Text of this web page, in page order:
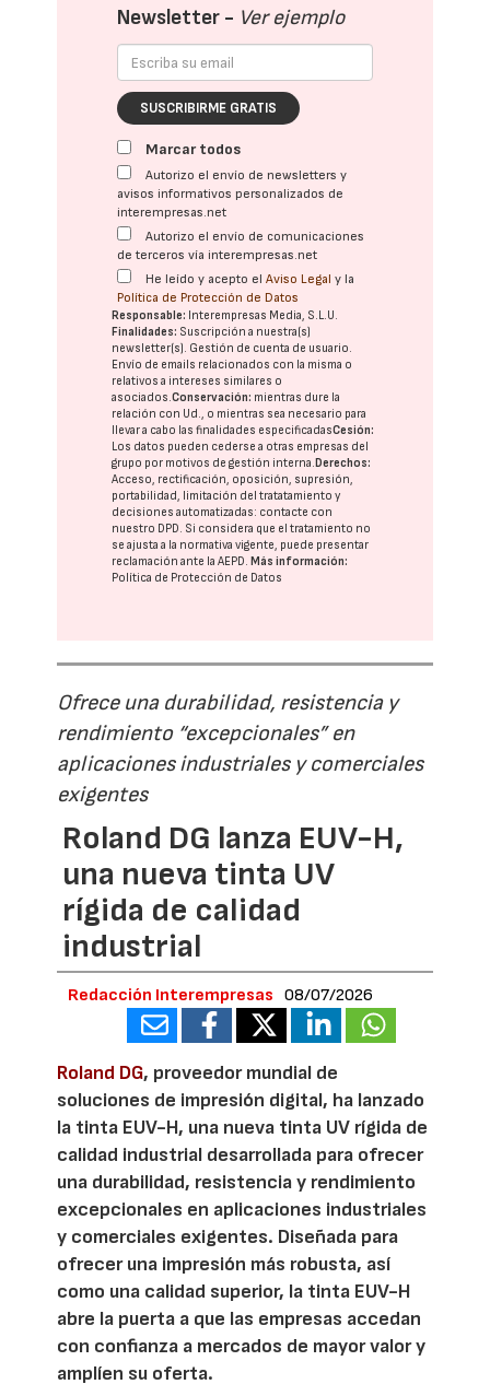
Newsletter - Ver ejemplo
SUSCRIBIRME GRATIS
Marcar todos
Autorizo el envío de newsletters y
avisos informativos personalizados de
interempresas.net
Autorizo el envío de comunicaciones
de terceros vía interempresas.net
He leído y acepto elAviso Legal y la
Política de Protección de Datos
Responsable: Interempresas Media, S.L.U.
Finalidades: Suscripción a nuestra(s)
newsletter(s). Gestión de cuenta de usuario.
Envío de emails relacionados con la misma o
relativos a intereses similares o
asociados.Conservación: mientras dure la
relación con Ud., o mientras sea necesario para
llevar a cabo las finalidades especificadasCesión:
Los datos pueden cederse a otras empresas del
grupo por motivos de gestión interna.Derechos:
Acceso, rectificación, oposición, supresión,
portabilidad, limitación del tratatamiento y
decisiones automatizadas: contacte con
nuestro DPD. Si considera que el tratamiento no
se ajusta a la normativa vigente, puede presentar
reclamación ante laAEPD.Más información:
Política de Protección de Datos
Ofrece una durabilidad, resistencia y
rendimiento “excepcionales” en
aplicaciones industriales y comerciales
exigentes
Roland DG lanza EUV-H,
una nueva tinta UV
rígida de calidad
industrial
Redacción Interempresas 08/07/2026
Roland DG, proveedor mundial de
soluciones de impresión digital, ha lanzado
la tinta EUV-H, una nueva tinta UV rígida de
calidad industrial desarrollada para ofrecer
una durabilidad, resistencia y rendimiento
excepcionales en aplicaciones industriales
y comerciales exigentes. Diseñada para
ofrecer una impresión más robusta, así
como una calidad superior, la tinta EUV-H
abre la puerta a que las empresas accedan
con confianza a mercados de mayor valor y
amplíen su oferta.